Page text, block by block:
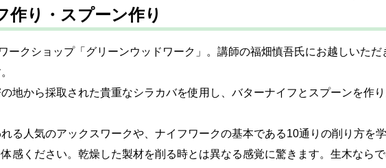
り・スプーン作り
ークショップ「グリーンウッドワーク」。講師の福畑慎吾氏にお越しいただ
地から採取された貴重なシラカバを使用し、バターナイフとスプーンを作り
る人気のアックスワークや、ナイフワークの基本である10通りの削り方を
感ください。乾燥した製材を削る時とは異なる感覚に驚きます。生木なら